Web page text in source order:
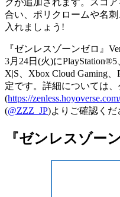
クが追加されます。スコ
合い、ポリクロームや名
入れましょう!
『ゼンレスゾーンゼロ』
3月24日(火)にPlayStation®5
X|S、Xbox Cloud Gaming
定です。詳細については、
(https://zenless.hoyoverse.com/
(@ZZZ_JP)よりご確認くだ
『ゼンレスゾー